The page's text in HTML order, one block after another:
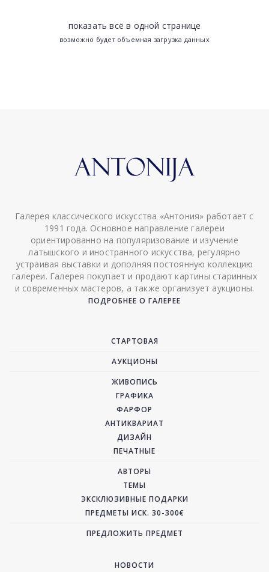
показать всё в одной странице
возможно будет объемная загрузка данных
Галерея классического искусства «Антония» работает с
1991 года. Основное направление галереи
ориентированно на популяризование и изучение
латышского и иностранного искусства, регулярно
устраивая выставки и дополняя постоянную коллекцию
галереи. Галерея покупает и продают картины старинных
и современных мастеров, а также организует аукционы.
ПОДРОБНЕЕ О ГАЛЕРЕЕ
СТАРТОВАЯ
АУКЦИОНЫ
ЖИВОПИСЬ
ГРАФИКА
ФАРФОР
АНТИКВАРИАТ
ДИЗАЙН
ПЕЧАТНЫЕ
АВТОРЫ
ТЕМЫ
ЭКСКЛЮЗИВНЫЕ ПОДАРКИ
ПРЕДМЕТЫ ИСК. 30-300€
ПРЕДЛОЖИТЬ ПРЕДМЕТ
НОВОСТИ